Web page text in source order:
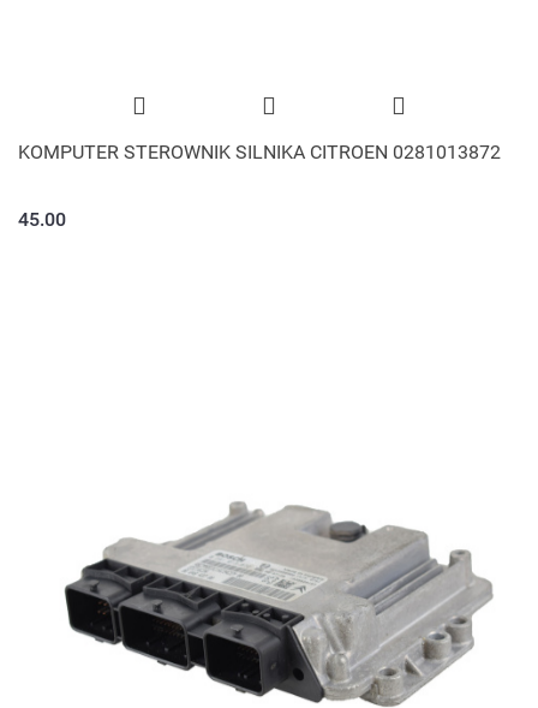
KOMPUTER STEROWNIK SILNIKA CITROEN 0281013872
45.00